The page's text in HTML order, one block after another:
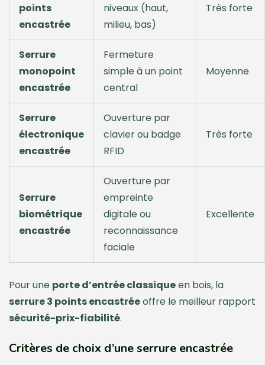
points
encastrée
niveaux (haut,
milieu, bas)
Très forte
Serrure
monopoint
encastrée
Fermeture
simple à un point
central
Moyenne
Serrure
électronique
encastrée
Ouverture par
clavier ou badge
RFID
Très forte
Serrure
biométrique
encastrée
Ouverture par
empreinte
digitale ou
reconnaissance
faciale
Excellente
Pour une porte d’entrée classiqueen bois, la
serrure 3 points encastréeoffre le meilleur rapport
sécurité-prix-fiabilité.
Critères de choix d’une serrure encastrée